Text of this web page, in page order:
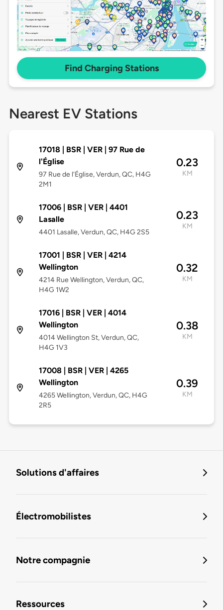
Find Charging Stations
Nearest EV Stations
17018 | BSR | VER | 97 Rue de
l'Église
97 Rue de l'Église, Verdun, QC, H4G
2M1
0.23
KM
17006 | BSR | VER | 4401
Lasalle
4401 Lasalle, Verdun, QC, H4G 2S5
0.23
KM
17001 | BSR | VER | 4214
Wellington
4214 Rue Wellington, Verdun, QC,
H4G 1W2
0.32
KM
17016 | BSR | VER | 4014
Wellington
4014 Wellington St, Verdun, QC,
H4G 1V3
0.38
KM
17008 | BSR | VER | 4265
Wellington
4265 Wellington, Verdun, QC, H4G
2R5
0.39
KM
Solutions d'affaires
Électromobilistes
Notre compagnie
Ressources